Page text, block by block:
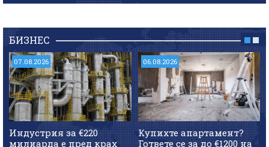
БИЗНЕС
07.08.2026
Индустрия за €220
милиарда е пред крах
06.08.2026
Купихте апартамент?
Гответе се за до €1200 на